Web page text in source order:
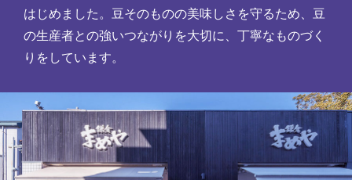
はじめました。豆そのものの美味しさを守るため、豆
の生産者との強いつながりを大切に、丁寧なものづく
りをしています。